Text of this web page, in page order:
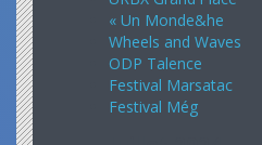
« Un Monde&he
Wheels and Waves
ODP Talence
Festival Marsatac
Festival Még